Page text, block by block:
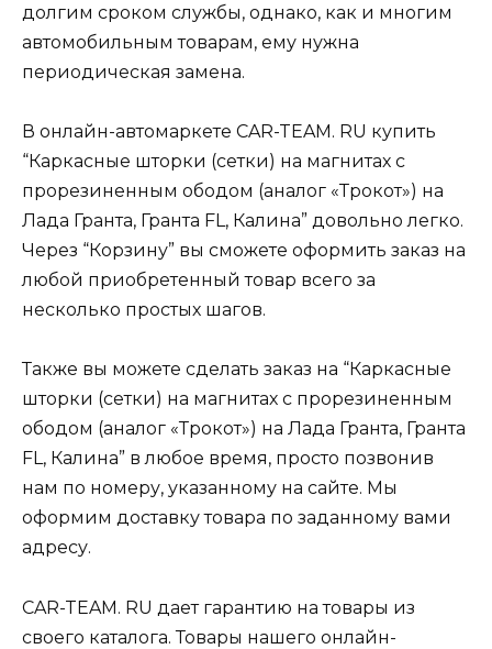
долгим сроком службы, однако, как и многим
автомобильным товарам, ему нужна
периодическая замена.
В онлайн-автомаркете CAR-TEAM. RU купить
“Каркасные шторки (сетки) на магнитах с
прорезиненным ободом (аналог «Трокот») на
Лада Гранта, Гранта FL, Калина” довольно легко.
Через “Корзину” вы сможете оформить заказ на
любой приобретенный товар всего за
несколько простых шагов.
Также вы можете сделать заказ на “Каркасные
шторки (сетки) на магнитах с прорезиненным
ободом (аналог «Трокот») на Лада Гранта, Гранта
FL, Калина” в любое время, просто позвонив
нам по номеру, указанному на сайте. Мы
оформим доставку товара по заданному вами
адресу.
CAR-TEAM. RU дает гарантию на товары из
своего каталога. Товары нашего онлайн-